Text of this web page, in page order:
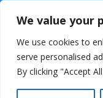
We value your
We use cookies to
serve personalised
By clicking "Accept
Politica
RSS